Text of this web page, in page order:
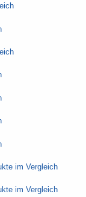
im Vergleich
im Vergleich